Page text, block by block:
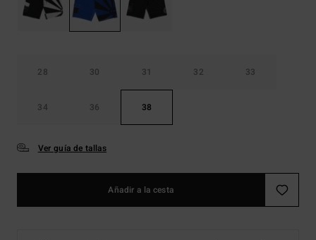
28 30 31 32 33
34 36 38
Ver guía de tallas
Añadir a la cesta